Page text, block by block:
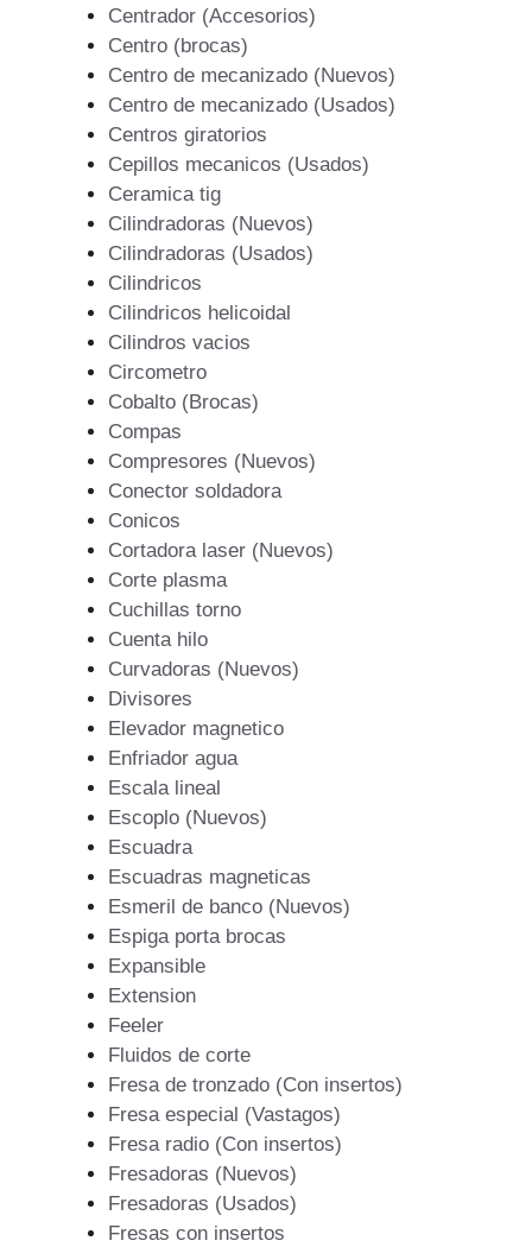
Centrador (Accesorios)
Centro (brocas)
Centro de mecanizado (Nuevos)
Centro de mecanizado (Usados)
Centros giratorios
Cepillos mecanicos (Usados)
Ceramica tig
Cilindradoras (Nuevos)
Cilindradoras (Usados)
Cilindricos
Cilindricos helicoidal
Cilindros vacios
Circometro
Cobalto (Brocas)
Compas
Compresores (Nuevos)
Conector soldadora
Conicos
Cortadora laser (Nuevos)
Corte plasma
Cuchillas torno
Cuenta hilo
Curvadoras (Nuevos)
Divisores
Elevador magnetico
Enfriador agua
Escala lineal
Escoplo (Nuevos)
Escuadra
Escuadras magneticas
Esmeril de banco (Nuevos)
Espiga porta brocas
Expansible
Extension
Feeler
Fluidos de corte
Fresa de tronzado (Con insertos)
Fresa especial (Vastagos)
Fresa radio (Con insertos)
Fresadoras (Nuevos)
Fresadoras (Usados)
Fresas con insertos